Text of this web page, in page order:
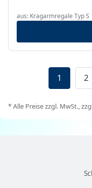
aus: Kragarmregale Typ S
1 2
* Alle Preise zzgl. MwSt.,